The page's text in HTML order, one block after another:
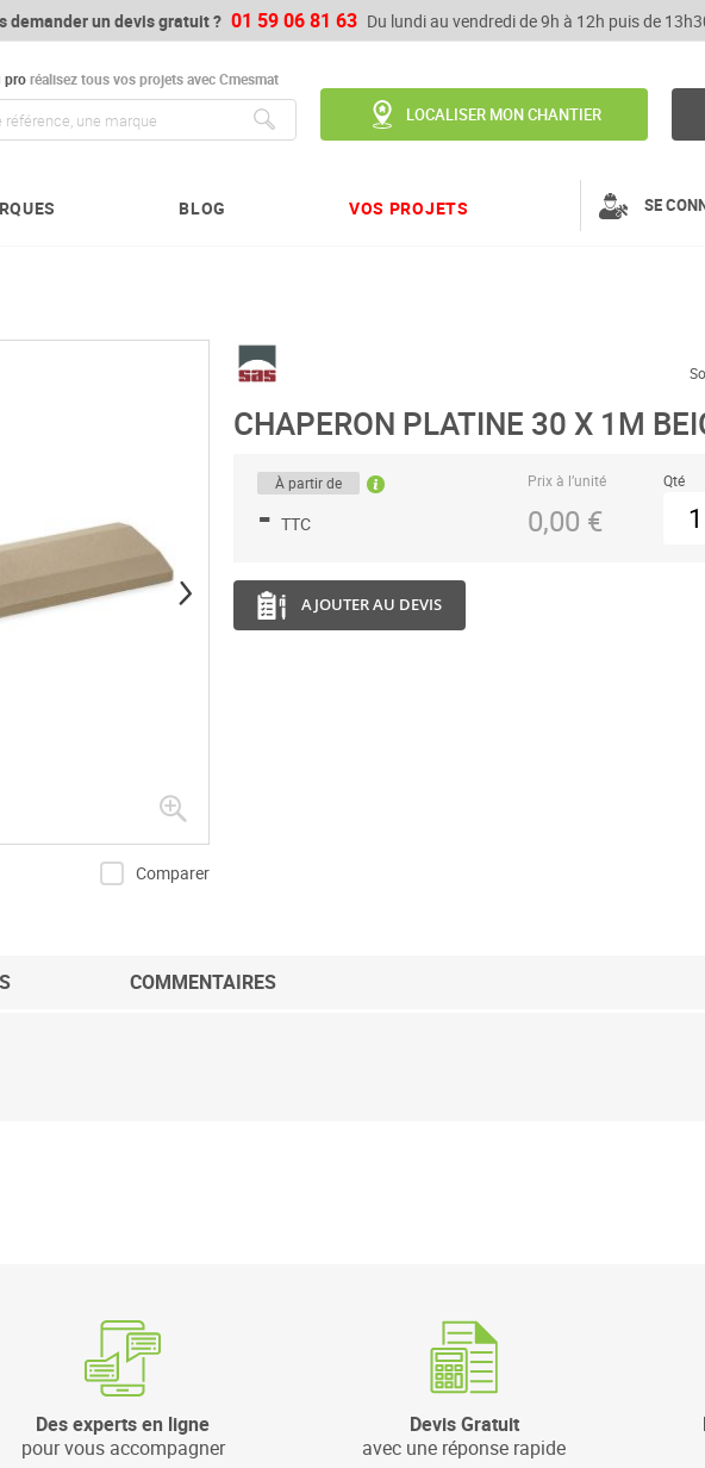
demander un devis gratuit ? 01 59 06 81 63 Du lundi au vendredi de 9h à 12h puis de
proréalisez tous vos projets avec Cmesmat
LOCALISER MON CHANTIER
BLOG VOS PROJETS SE
Comparer
CHAPERON PLATINE 30 X 1M
À partir de
- TTC
Prix à l’unité
0,00 €
Qté
AJOUTER AU DEVIS
COMMENTAIRES
Des experts en ligne
pour vous accompagner
Devis Gratuit
avec une réponse rapide